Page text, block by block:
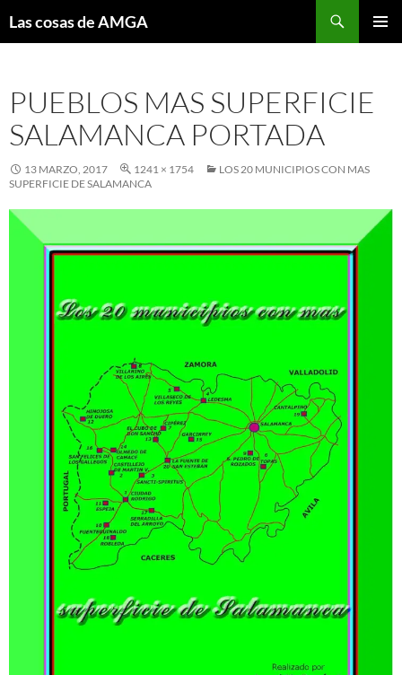
Las cosas de AMGA
PUEBLOS MAS SUPERFICIE
SALAMANCA PORTADA
13 MARZO, 2017 1241 × 1754
LOS 20 MUNICIPIOS CON MAS
SUPERFICIE DE SALAMANCA